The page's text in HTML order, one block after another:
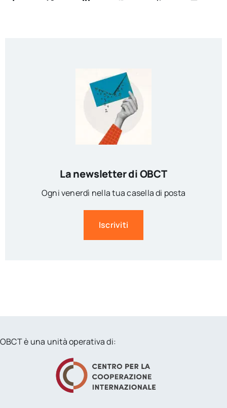
La newsletter di OBCT
Ogni venerdì nella tua casella di posta
Iscriviti
OBCT è una unità operativa di: